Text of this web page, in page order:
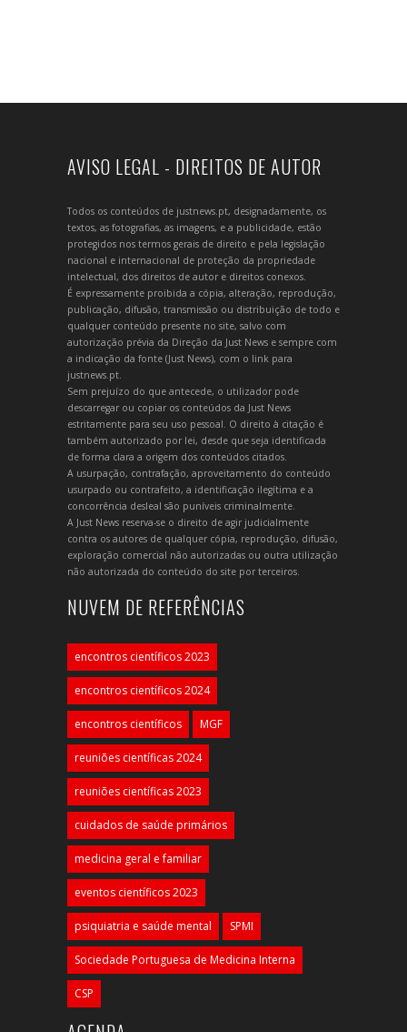
AVISO LEGAL - DIREITOS DE AUTOR
Todos os conteúdos de justnews.pt, designadamente, os
textos, as fotografias, as imagens, e a publicidade, estão
protegidos nos termos gerais de direito e pela legislação
nacional e internacional de proteção da propriedade
intelectual, dos direitos de autor e direitos conexos.
É expressamente proibida a cópia, alteração, reprodução,
publicação, difusão, transmissão ou distribuição de todo e
qualquer conteúdo presente no site, salvo com
autorização prévia da Direção da Just News e sempre com
a indicação da fonte (Just News), com o link para
justnews.pt.
Sem prejuízo do que antecede, o utilizador pode
descarregar ou copiar os conteúdos da Just News
estritamente para seu uso pessoal. O direito à citação é
também autorizado por lei, desde que seja identificada
de forma clara a origem dos conteúdos citados.
A usurpação, contrafação, aproveitamento do conteúdo
usurpado ou contrafeito, a identificação ilegítima e a
concorrência desleal são puníveis criminalmente.
A Just News reserva-se o direito de agir judicialmente
contra os autores de qualquer cópia, reprodução, difusão,
exploração comercial não autorizadas ou outra utilização
não autorizada do conteúdo do site por terceiros.
NUVEM DE REFERÊNCIAS
encontros científicos 2023
encontros científicos 2024
encontros científicos MGF
reuniões científicas 2024
reuniões científicas 2023
cuidados de saúde primários
medicina geral e familiar
eventos científicos 2023
psiquiatria e saúde mental SPMI
Sociedade Portuguesa de Medicina Interna
CSP